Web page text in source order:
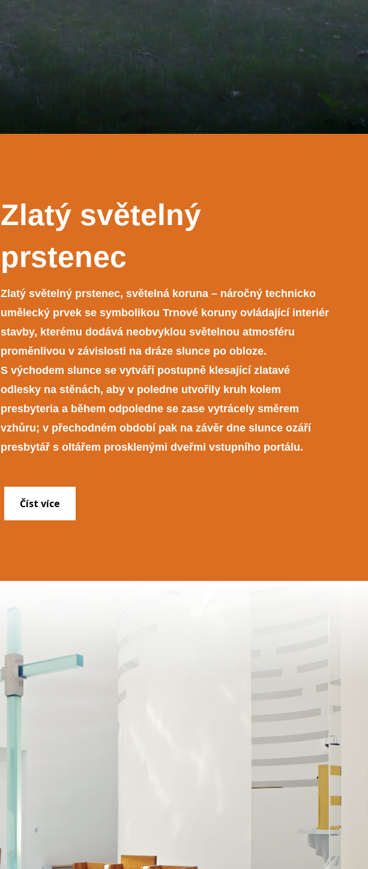
Zlatý světelný
prstenec
Zlatý světelný prstenec, světelná koruna – náročný technicko
umělecký prvek se symbolikou Trnové koruny ovládající interiér
stavby, kterému dodává neobvyklou světelnou atmosféru
proměnlivou v závislosti na dráze slunce po obloze.
S východem slunce se vytváří postupně klesající zlatavé
odlesky na stěnách, aby v poledne utvořily kruh kolem
presbyteria a během odpoledne se zase vytrácely směrem
vzhůru; v přechodném období pak na závěr dne slunce ozáří
presbytář s oltářem prosklenými dveřmi vstupního portálu.
Číst více